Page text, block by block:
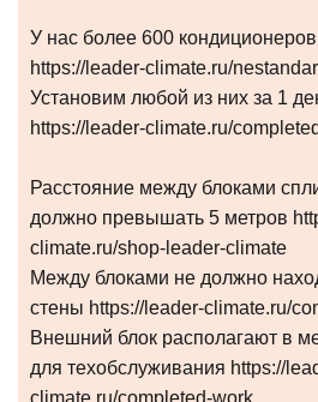
У нас более 600
https://leader-climate.ru/
Установим любой из них за 1
https://leader-climate.ru/
Расстояние между блоками
должно превышать 5 метров
climate.ru/shop-leader-climate
Между блоками не должно
стены https://leader-climate.ru/
Внешний блок располагают в
для техобслуживания https://